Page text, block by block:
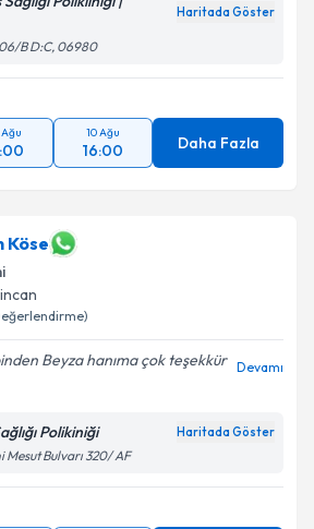
Haritada Göster
B D:C, 06980
Ağu 10 Ağu
16:00 Daha Fazla
Köse
Beyza hanıma çok teşekkür Devamı
Polikiniği Haritada Göster
Bulvarı 320/ AF